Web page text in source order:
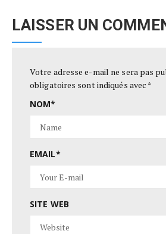
LAISSER UN
Votre adresse e-mail ne sera pas
obligatoires sont indiqués avec *
NOM*
EMAIL*
SITE WEB